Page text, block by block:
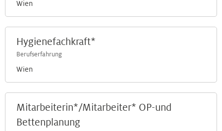
Wien
Hygienefachkraft*
Berufserfahrung
Wien
Mitarbeiterin*/Mitarbeiter* OP-und
Bettenplanung